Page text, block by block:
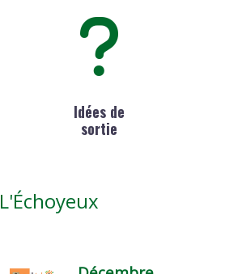
Idées de
sortie
L'Échoyeux